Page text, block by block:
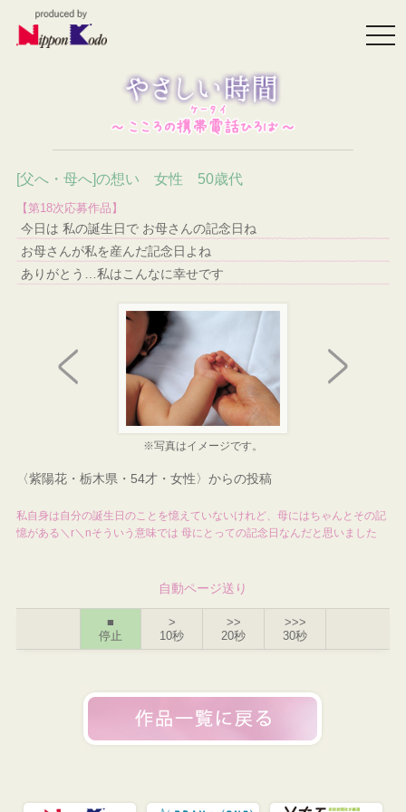
[父へ・母へ]の想い 女性 50歳代
【第18次応募作品】
今日は 私の誕生日で お母さんの記念日ね
お母さんが私を産んだ記念日よね
ありがとう…私はこんなに幸せです
※写真はイメージです。
〈紫陽花・栃木県・54才・女性〉からの投稿
私自身は自分の誕生日のことを憶えていないけれど、母にはちゃんとその記
憶がある＼r＼nそういう意味では 母にとっての記念日なんだと思いました
自動ページ送り
■
停止
>
10秒
>>
20秒
>>>
30秒